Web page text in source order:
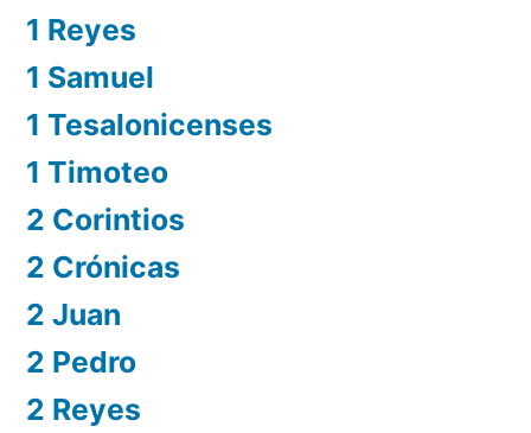
1 Reyes
1 Samuel
1 Tesalonicenses
1 Timoteo
2 Corintios
2 Crónicas
2 Juan
2 Pedro
2 Reyes